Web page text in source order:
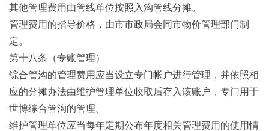
其他管理费用由管线单位按照入沟管线分摊。
管理费用的指导价格，由市市政局会同市物价管理部门制
定。
第十八条（专账管理）
综合管沟的管理费用应当设立专门帐户进行管理，并依照相
应的分摊办法由维护管理单位收取后存入该账户，专门用于
世博综合管沟的管理。
维护管理单位应当每年定期公布年度相关管理费用的使用情